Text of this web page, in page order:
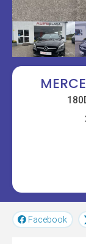
Facebook